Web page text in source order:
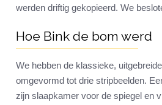
werden driftig gekopieerd. We
Hoe Bink de bom werd
We hebben de klassieke,
omgevormd tot drie stripbeelden.
zijn slaapkamer voor de spiegel en